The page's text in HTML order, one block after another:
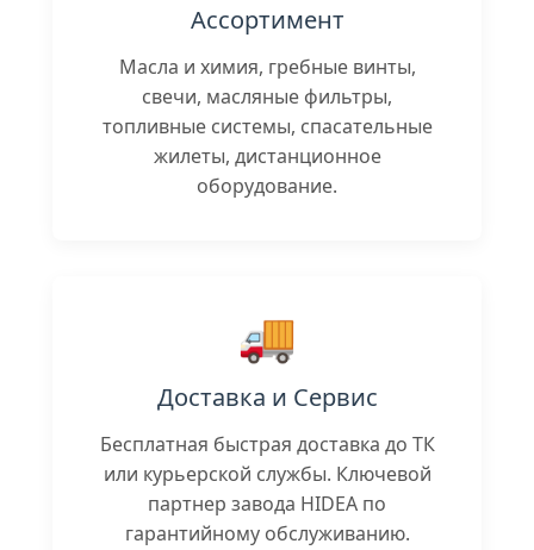
Ассортимент
Масла и химия, гребные винты,
свечи, масляные фильтры,
топливные системы, спасательные
жилеты, дистанционное
оборудование.
🚚
Доставка и Сервис
Бесплатная быстрая доставка до ТК
или курьерской службы. Ключевой
партнер завода HIDEA по
гарантийному обслуживанию.